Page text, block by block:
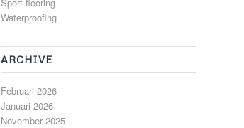
Waterproofing
ARCHIVE
Februari 2026
Januari 2026
November 2025